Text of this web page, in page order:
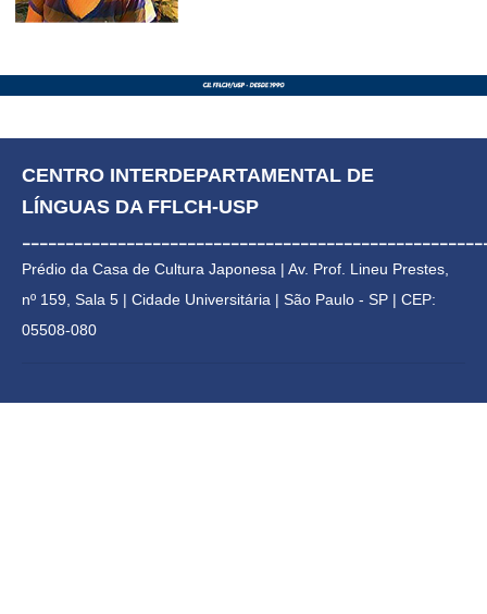
CENTRO INTERDEPARTAMENTAL DE
LÍNGUAS DA FFLCH-USP
Prédio da Casa de Cultura Japonesa | Av. Prof. Lineu Prestes,
nº 159, Sala 5 | Cidade Universitária | São Paulo - SP | CEP:
05508-080